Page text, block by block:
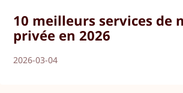
10 meilleurs services de
privée en 2026
2026-03-04